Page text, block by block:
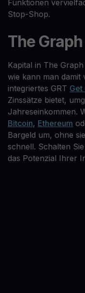
Funktionen
Stop-Shop.
The
Kapital in The
wie kann man damit
integriertes GRT Get
Zinssätze bietet,
Jahreseinkommen.
Bitcoin, Ethereum
Bargeld um, ohne
schnell. Schalten
das Potenzial Ihrer